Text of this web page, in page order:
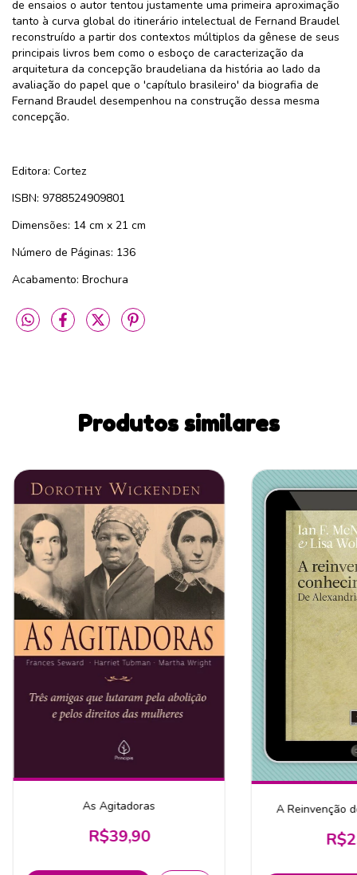
de ensaios o autor tentou justamente uma primeira aproximação
tanto à curva global do itinerário intelectual de Fernand Braudel
reconstruído a partir dos contextos múltiplos da gênese de seus
principais livros bem como o esboço de caracterização da
arquitetura da concepção braudeliana da história ao lado da
avaliação do papel que o 'capítulo brasileiro' da biografia de
Fernand Braudel desempenhou na construção dessa mesma
concepção.
Editora: Cortez
ISBN: 9788524909801
Dimensões: 14 cm x 21 cm
Número de Páginas: 136
Acabamento: Brochura
Produtos similares
As Agitadoras
R$39,90
A Reinvenção